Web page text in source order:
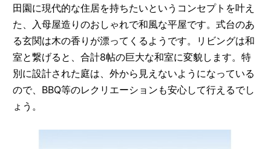
田園に現代的な住居を持ちたいというコンセプトを叶え
た、入母屋造りのおしゃれで和風な平屋です。式台のあ
る玄関は木の香りが漂ってくるようです。リビングは和
室と繋げると、合計8帖の巨大な和室に変貌します。特
別に設計された庭は、外から見えないようになっている
ので、BBQ等のレクリエーションも安心して行えるでし
ょう。